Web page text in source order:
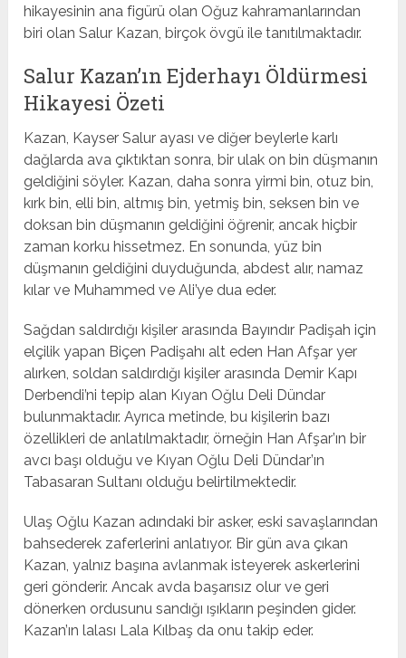
hikayesinin ana figürü olan Oğuz kahramanlarından
biri olan Salur Kazan, birçok övgü ile tanıtılmaktadır.
Salur Kazan’ın Ejderhayı Öldürmesi
Hikayesi Özeti
Kazan, Kayser Salur ayası ve diğer beylerle karlı
dağlarda ava çıktıktan sonra, bir ulak on bin düşmanın
geldiğini söyler. Kazan, daha sonra yirmi bin, otuz bin,
kırk bin, elli bin, altmış bin, yetmiş bin, seksen bin ve
doksan bin düşmanın geldiğini öğrenir, ancak hiçbir
zaman korku hissetmez. En sonunda, yüz bin
düşmanın geldiğini duyduğunda, abdest alır, namaz
kılar ve Muhammed ve Ali’ye dua eder.
Sağdan saldırdığı kişiler arasında Bayındır Padişah için
elçilik yapan Biçen Padişahı alt eden Han Afşar yer
alırken, soldan saldırdığı kişiler arasında Demir Kapı
Derbendi’ni tepip alan Kıyan Oğlu Deli Dündar
bulunmaktadır. Ayrıca metinde, bu kişilerin bazı
özellikleri de anlatılmaktadır, örneğin Han Afşar’ın bir
avcı başı olduğu ve Kıyan Oğlu Deli Dündar’ın
Tabasaran Sultanı olduğu belirtilmektedir.
Ulaş Oğlu Kazan adındaki bir asker, eski savaşlarından
bahsederek zaferlerini anlatıyor. Bir gün ava çıkan
Kazan, yalnız başına avlanmak isteyerek askerlerini
geri gönderir. Ancak avda başarısız olur ve geri
dönerken ordusunu sandığı ışıkların peşinden gider.
Kazan’ın lalası Lala Kılbaş da onu takip eder.